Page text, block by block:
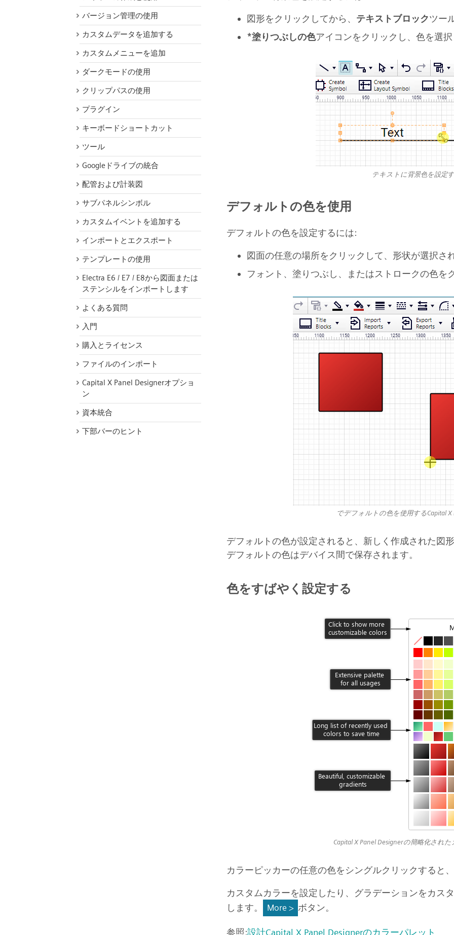
バージョン管理の使用
カスタムデータを追加する
カスタムメニューを追加
ダークモードの使用
クリップパスの使用
プラグイン
キーボードショートカット
ツール
Googleドライブの統合
配管および計装図
サブパネルシンボル
カスタムイベントを追加する
インポートとエクスポート
テンプレートの使用
Electra E6 / E7 / E8から図面または
ステンシルをインポートします
よくある質問
入門
購入とライセンス
ファイルのインポート
Capital X Panel Designerオプショ
ン
資本統合
下部バーのヒント
図形をクリックしてから、 テキストブロックツー
*塗りつぶしの色アイコンをクリックし、色を選
テキストに背景色を設定
デフォルトの色を使用
デフォルトの色を設定するには:
図面の任意の場所をクリックして、形状が選択さ
フォント、塗りつぶし、またはストロークの色を
でデフォルトの色を使用するCapital X
デフォルトの色が設定されると、新しく作成された図
デフォルトの色はデバイス間で保存されます。
色をすばやく設定する
Capital X Panel Designerの簡略化され
カラーピッカーの任意の色をシングルクリックすると
カスタムカラーを設定したり、グラデーションをカス
します。
More > ボタン。
参照:設計Capital X Panel Designerのカラーパレット